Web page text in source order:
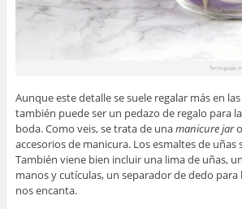
Aunque este detalle se suele regalar más en las
también puede ser un pedazo de regalo para
boda. Como veis, se trata de unamanicure jar
accesorios de manicura. Los esmaltes de uñas
También viene bien incluir una lima de uñas,
manos y cutículas, un separador de dedo
nos encanta.